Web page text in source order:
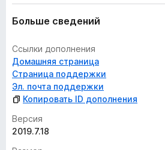
Больше сведений
Ссылки дополнения
Домашняя страница
Страница поддержки
Эл. почта поддержки
Копировать ID дополнения
Версия
2019.7.18